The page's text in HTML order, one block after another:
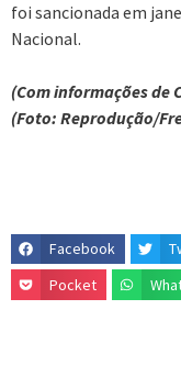
foi sancionada em
Nacional.
(Com informações de
(Foto: Reprodução/
Facebook
Pocket